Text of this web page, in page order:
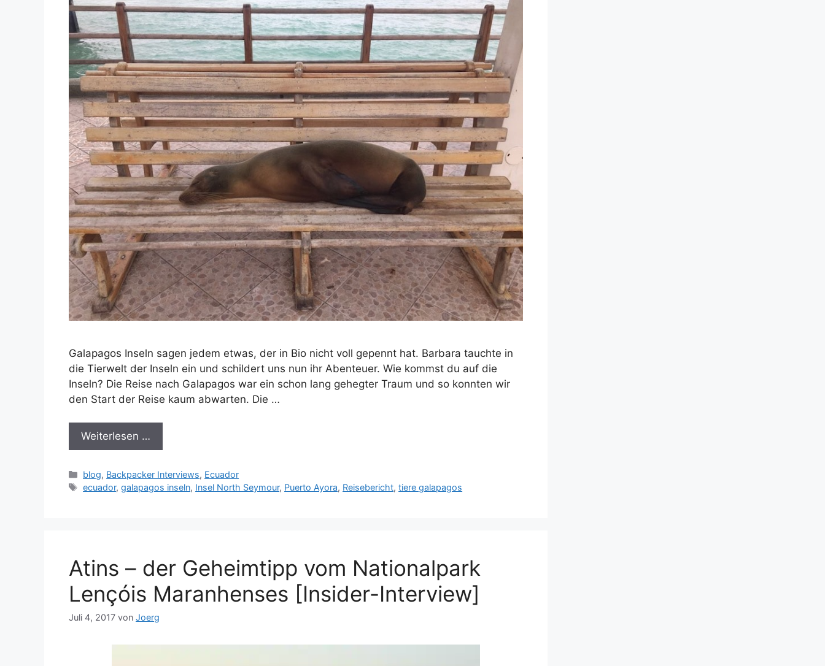
Galapagos Inseln sagen jedem etwas, der in Bio nicht voll gepennt hat. Barbara tauchte in
die Tierwelt der Inseln ein und schildert uns nun ihr Abenteuer. Wie kommst du auf die
Inseln? Die Reise nach Galapagos war ein schon lang gehegter Traum und so konnten wir
den Start der Reise kaum abwarten. Die …
Weiterlesen …
Kategorien
blog, Backpacker Interviews, Ecuador
Schlagwörter
ecuador,galapagos inseln, Insel North Seymour, Puerto Ayora, Reisebericht,tiere galapagos
Atins – der Geheimtipp vom Nationalpark
Lençóis Maranhenses [Insider-Interview]
Juli 4, 2017 von Joerg